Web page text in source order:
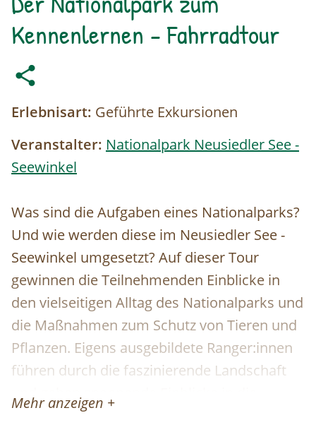
Kennenlernen - Fahrradtour
Erlebnisart: Geführte Exkursionen
Veranstalter: Nationalpark Neusiedler See -
Seewinkel
Was sind die Aufgaben eines Nationalparks?
Und wie werden diese im Neusiedler See -
Seewinkel umgesetzt? Auf dieser Tour
gewinnen die Teilnehmenden Einblicke in
den vielseitigen Alltag des Nationalparks und
die Maßnahmen zum Schutz von Tieren und
Pflanzen. Eigens ausgebildete Ranger:innen
führen durch die faszinierende Landschaft
und geben spannende Einblicke in die
Lebensräume der heimischen Arten. Neben
Mehr anzeigen +